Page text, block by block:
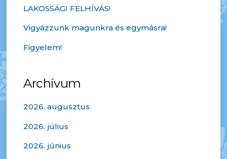
LAKOSSÁGI FELHÍVÁS!
Vigyázzunk magunkra és egymásra!
Figyelem!
Archívum
2026. augusztus
2026. július
2026. június